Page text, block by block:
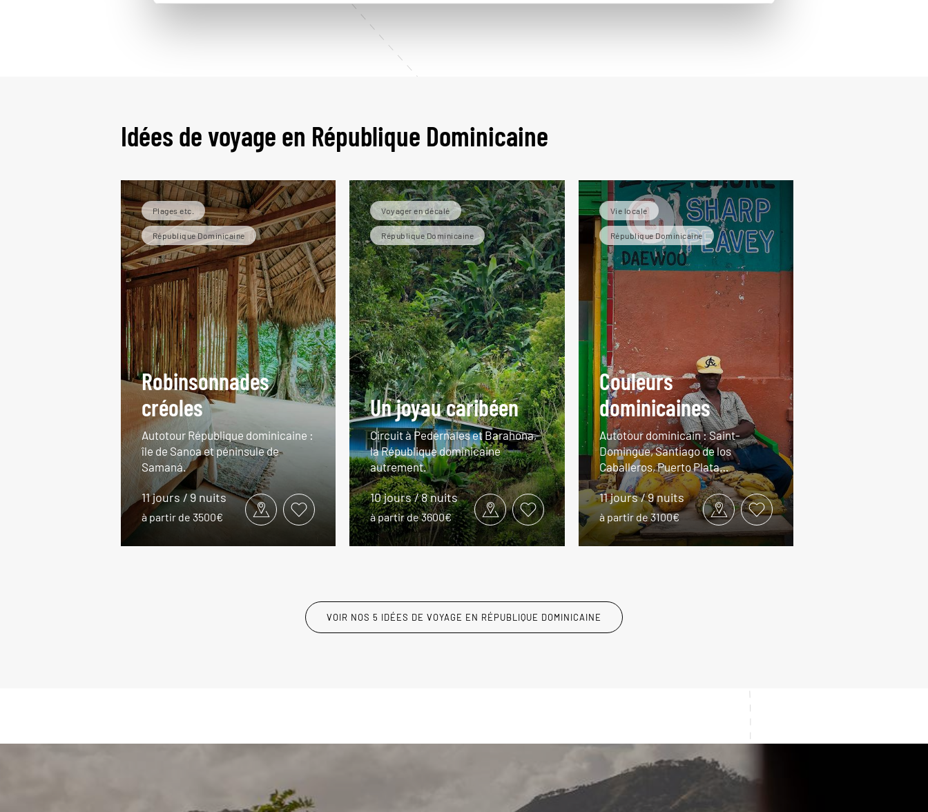
Idées de voyage en République Dominicaine
Plages etc.
République Dominicaine
Robinsonnades
créoles
Autotour République dominicaine :
île de Sanoa et péninsule de
Samaná.
11 jours / 9 nuits
à partir de 3500€
Voyager en décalé
République Dominicaine
Un joyau caribéen
Circuit à Pedernales et Barahona,
la République dominicaine
autrement.
10 jours / 8 nuits
à partir de 3600€
Vie locale
République Dominicaine
Couleurs
dominicaines
Autotour dominicain : Saint-
Domingue, Santiago de los
Caballeros, Puerto Plata…
11 jours / 9 nuits
à partir de 3100€
VOIR NOS 5 IDÉES DE VOYAGE EN RÉPUBLIQUE DOMINICAINE